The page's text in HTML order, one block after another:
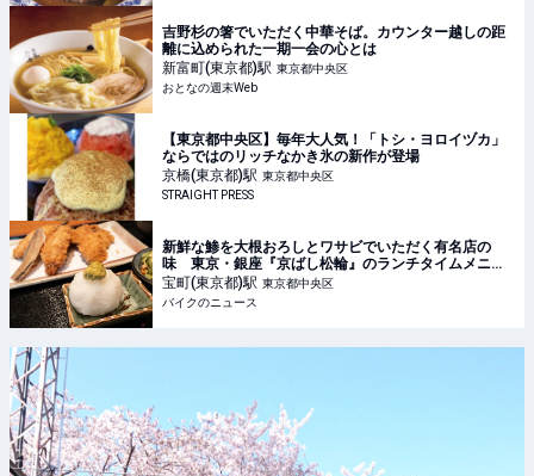
吉野杉の箸でいただく中華そば。カウンター越しの距
離に込められた一期一会の心とは
新富町(東京都)駅 東京都中央区
おとなの週末Web
【東京都中央区】毎年大人気！「トシ・ヨロイヅカ」
ならではのリッチなかき氷の新作が登場
京橋(東京都)駅 東京都中央区
STRAIGHT PRESS
新鮮な鯵を大根おろしとワサビでいただく有名店の
味 東京・銀座『京ばし松輪』のランチタイムメニュ
ーは一択!! 美味しいアジフライを求めて走る旅
宝町(東京都)駅 東京都中央区
バイクのニュース